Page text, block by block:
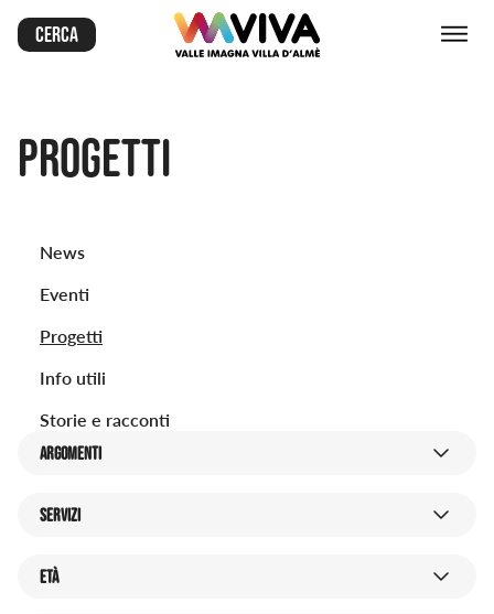
Cerca
Progetti
News
Eventi
Progetti
Info utili
Storie e racconti
ARGOMENTI
Adolescenti
SERVIZI
ETÀ